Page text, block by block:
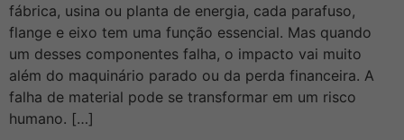
fábrica, usina ou planta de energia, cada parafuso,
flange e eixo tem uma função essencial. Mas quando
um desses componentes falha, o impacto vai muito
além do maquinário parado ou da perda financeira. A
falha de material pode se transformar em um risco
humano. […]